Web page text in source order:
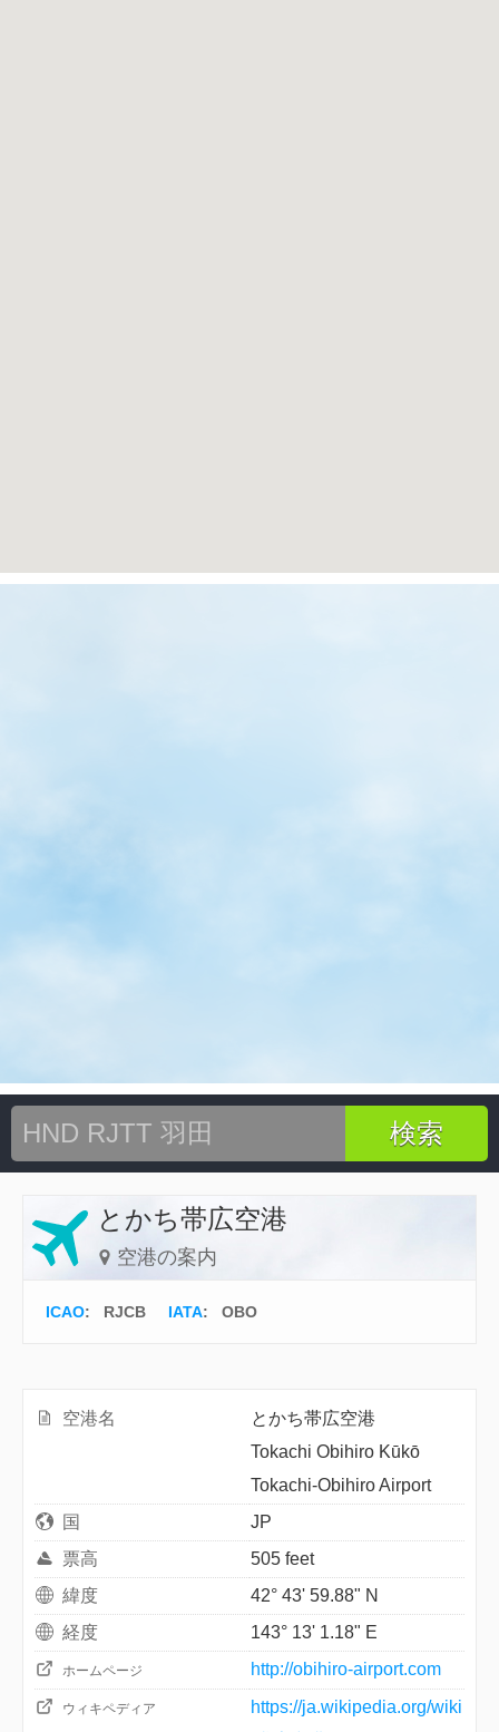
とかち帯広空港
空港の案内
ICAO: RJCB IATA: OBO
空港名
とかち帯広空港
Tokachi Obihiro Kūkō
Tokachi-Obihiro Airport
国
JP
票高
505 feet
緯度
42° 43' 59.88" N
経度
143° 13' 1.18" E
ホームページ http://obihiro-airport.com
ウィキペディア
https://ja.wikipedia.org/wiki